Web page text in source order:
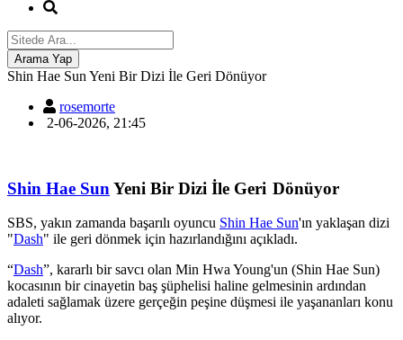
Shin Hae Sun Yeni Bir Dizi İle Geri Dönüyor
rosemorte
2-06-2026, 21:45
Shin Hae Sun Yeni Bir Dizi İle Geri Dönüyor
SBS, yakın zamanda başarılı oyuncu Shin Hae Sun'ın yaklaşan dizi
"Dash" ile geri dönmek için hazırlandığını açıkladı.
“Dash”, kararlı bir savcı olan Min Hwa Young'un (Shin Hae Sun)
kocasının bir cinayetin baş şüphelisi haline gelmesinin ardından
adaleti sağlamak üzere gerçeğin peşine düşmesi ile yaşananları konu
alıyor.